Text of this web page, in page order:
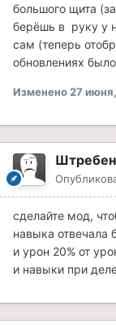
большого щита
берёшь в руку у
сам (теперь
обновлениях
Изменено 27
сделайте мод,
навыка отвечала
и урон 20% от
и навыки при